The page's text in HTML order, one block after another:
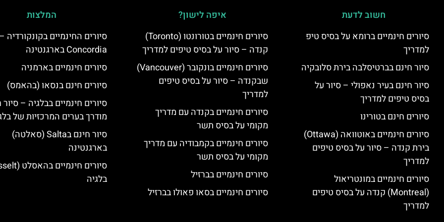
חשוב לדעת
סיורים חינמיים ברומא על בסיס טיפ
למדריך
סיור חינם בברטיסלבה בירת סלובקיה
סיור חינם בעיר נאפולי – סיור על
בסיס טיפים למדריך
סיורים חינם בטורינו
סיורים חינמיים באוטוואה (Ottawa)
בירת קנדה – סיור על בסיס טיפים
למדריך
סיורים חינמיים במונטריאול
(Montreal) קנדה על בסיס טיפים
למדריך
איפה לישון?
סיורים חינמיים בטורונטו (Toronto)
קנדה – סיור על בסיס טיפים למדריך
סיורים חינמיים בונקובר (Vancouver)
שבקנדה – סיור על בסיס טיפים
למדריך
סיורים חינמיים בקנדה עם מדריך
מקומי על בסיס תשר
סיורים חינמיים בקמבודיה עם מדריך
מקומי על בסיס תשר
סיורים חינמיים בברזיל
סיורים חינמיים בסאו פאולו בברזיל
המלצות
סיורים החינמיים בקונקורדיה –
Concordia בארגנטינה
סיורים חינמיים בארמניה
סיורים חינם בנסאו (בהאמס)
סיורים חינמיים בבלגיה – סיור
מודרך בערים המרכזיות של
סיור חינם בSalta (סאלטה)
בארגנטינה
בלגיה